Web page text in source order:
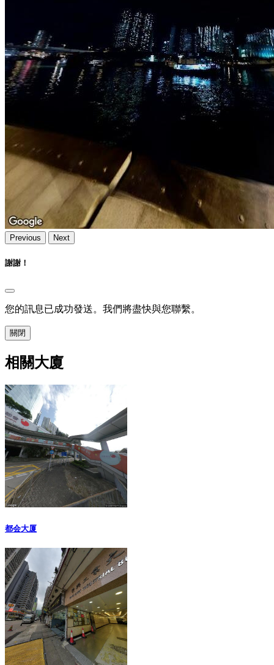
Previous Next
謝謝！
您的訊息已成功發送。我們將盡快與您聯繫。
關閉
相關大廈
都会大厦